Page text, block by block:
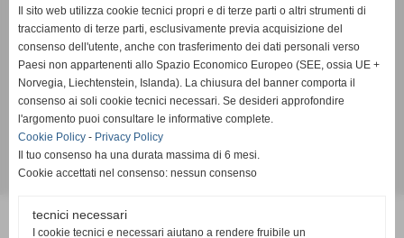
Via Massimo D´Azeglio, 26/b - 57025 Piombino (Livorno)
P.I. 01234567890 C.F 90027000497
Tel. 0565 227643
Cell. 3299815734 Cell. 3489904532
info@laprovvidenzapiombino.net
Privacy Policy-Cookie Policy
Realizzazione siti web www.sitoper.it
Il sito web utilizza cookie tecnici propri e di terze parti o altri strumenti di
tracciamento di terze parti, esclusivamente previa acquisizione del
consenso dell'utente, anche con trasferimento dei dati personali verso
Paesi non appartenenti allo Spazio Economico Europeo (SEE, ossia UE +
Norvegia, Liechtenstein, Islanda). La chiusura del banner comporta il
consenso ai soli cookie tecnici necessari. Se desideri approfondire
l'argomento puoi consultare le informative complete.
Cookie Policy - Privacy Policy
Il tuo consenso ha una durata massima di 6 mesi.
Cookie accettati nel consenso: nessun consenso
tecnici necessari
I cookie tecnici e necessari aiutano a rendere fruibile un